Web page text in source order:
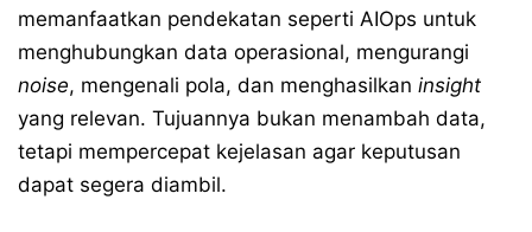
memanfaatkan pendekatan seperti AIOps untuk
menghubungkan data operasional, mengurangi
noise, mengenali pola, dan menghasilkan insight
yang relevan. Tujuannya bukan menambah data,
tetapi mempercepat kejelasan agar keputusan
dapat segera diambil.